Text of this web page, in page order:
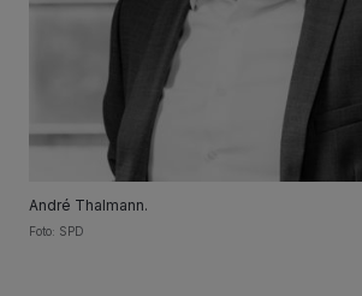
André Thalmann.
Foto: SPD